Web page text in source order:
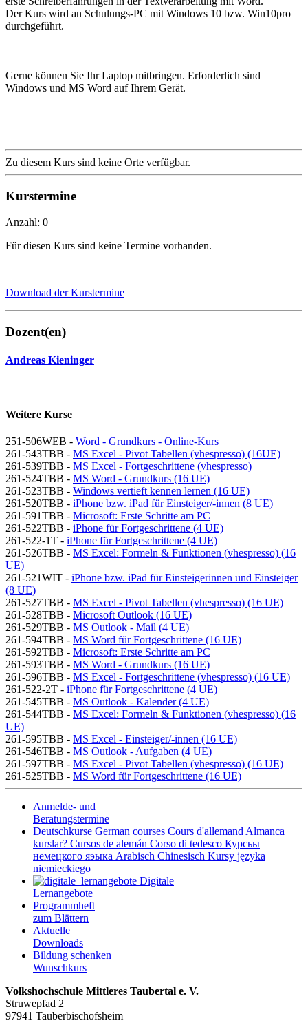
Der Kurs wird an Schulungs-PC mit Windows 10 bzw. Win10pro
durchgeführt.
Gerne können Sie Ihr Laptop mitbringen. Erforderlich sind
Windows und MS Word auf Ihrem Gerät.
Zu diesem Kurs sind keine Orte verfügbar.
Kurstermine
Anzahl: 0
Für diesen Kurs sind keine Termine vorhanden.
Download der Kurstermine
Dozent(en)
Andreas Kieninger
Weitere Kurse
251-506WEB - Word - Grundkurs - Online-Kurs
261-543TBB - MS Excel - Pivot Tabellen (vhespresso) (16UE)
261-539TBB - MS Excel - Fortgeschrittene (vhespresso)
261-524TBB - MS Word - Grundkurs (16 UE)
261-523TBB - Windows vertieft kennen lernen (16 UE)
261-520TBB - iPhone bzw. iPad für Einsteiger/-innen (8 UE)
261-591TBB - Microsoft: Erste Schritte am PC
261-522TBB - iPhone für Fortgeschrittene (4 UE)
261-522-1T - iPhone für Fortgeschrittene (4 UE)
261-526TBB - MS Excel: Formeln & Funktionen (vhespresso) (16
UE)
261-521WIT - iPhone bzw. iPad für Einsteigerinnen und Einsteiger
(8 UE)
261-527TBB - MS Excel - Pivot Tabellen (vhespresso) (16 UE)
261-528TBB - Microsoft Outlook (16 UE)
261-529TBB - MS Outlook - Mail (4 UE)
261-594TBB - MS Word für Fortgeschrittene (16 UE)
261-592TBB - Microsoft: Erste Schritte am PC
261-593TBB - MS Word - Grundkurs (16 UE)
261-596TBB - MS Excel - Fortgeschrittene (vhespresso) (16 UE)
261-522-2T - iPhone für Fortgeschrittene (4 UE)
261-545TBB - MS Outlook - Kalender (4 UE)
261-544TBB - MS Excel: Formeln & Funktionen (vhespresso) (16
UE)
261-595TBB - MS Excel - Einsteiger/-innen (16 UE)
261-546TBB - MS Outlook - Aufgaben (4 UE)
261-597TBB - MS Excel - Pivot Tabellen (vhespresso) (16 UE)
261-525TBB - MS Word für Fortgeschrittene (16 UE)
Anmelde- und
Beratungstermine
Deutschkurse German courses Cours d'allemand Almanca
kurslar? Cursos de alemán Corso di tedesco Курсьы
немецкого яэыка Arabisch Chinesisch Kursy języka
niemieckiego
Digitale
Lernangebote
Programmheft
zum Blättern
Aktuelle
Downloads
Bildung schenken
Wunschkurs
Volkshochschule Mittleres Taubertal e. V.
Struwepfad 2
97941 Tauberbischofsheim